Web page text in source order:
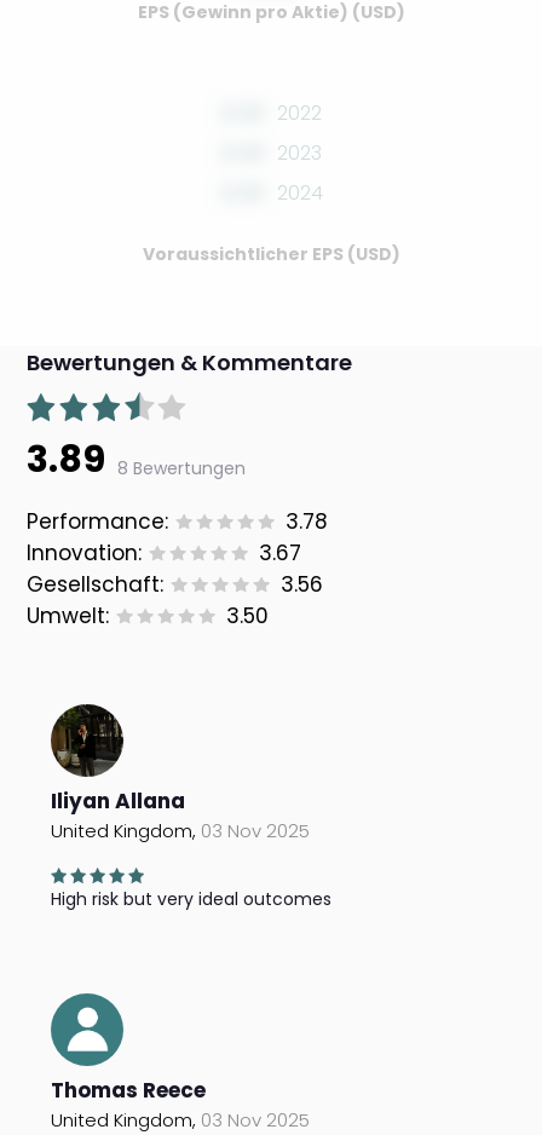
EPS (Gewinn pro Aktie) (USD)
2022
2023
2024
Voraussichtlicher EPS (USD)
Bewertungen & Kommentare
3.89 8 Bewertungen
Performance:
3.78
Innovation:
3.67
Gesellschaft:
3.56
Umwelt:
3.50
Iliyan Allana
United Kingdom, 03 Nov 2025
High risk but very ideal outcomes
Thomas Reece
United Kingdom, 03 Nov 2025